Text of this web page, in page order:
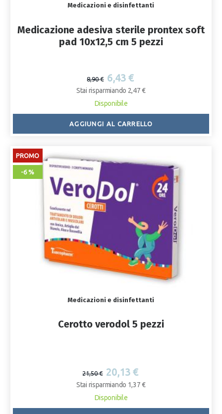
Medicazioni e disinfettanti
Medicazione adesiva sterile prontex soft
pad 10x12,5 cm 5 pezzi
8,90 € 6,43 €
Stai risparmiando 2,47 €
Disponibile
AGGIUNGI AL CARRELLO
PROMO
-6 %
Medicazioni e disinfettanti
Cerotto verodol 5 pezzi
21,50 € 20,13 €
Stai risparmiando 1,37 €
Disponibile